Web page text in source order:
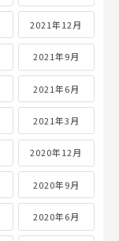
2021年12月
2021年9月
2021年6月
2021年3月
2020年12月
2020年9月
2020年6月